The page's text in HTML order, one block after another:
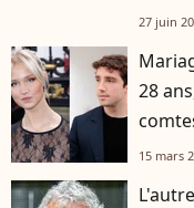
27 juin
28
15 mars